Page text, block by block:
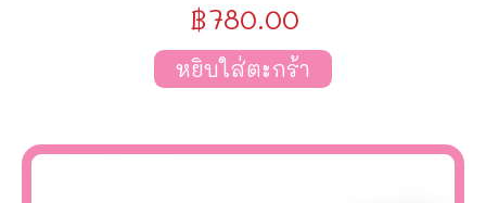
฿780.00
หยิบใส่ตะกร้า